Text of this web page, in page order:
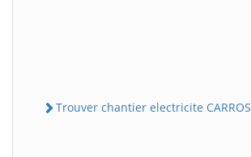
Trouver chantier electricite CARROS